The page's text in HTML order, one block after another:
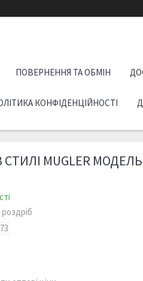
ПОВЕРНЕННЯ ТА ОБМІН
КОНФІДЕНЦІЙНОСТІ
СТИЛІ MUGLER